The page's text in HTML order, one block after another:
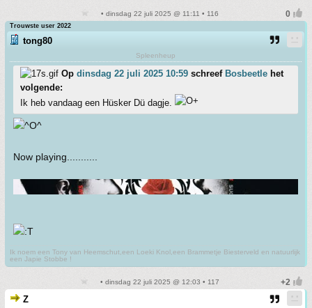
• dinsdag 22 juli 2025 @ 11:11 • 116
Trouwste user 2022
tong80
Spleenheup
Op dinsdag 22 juli 2025 10:59 schreef Bosbeetle het
volgende:
Ik heb vandaag een Hüsker Dü dagje.
Now playing...........
Ik noem een Tony van Heemschut,een Loeki Knol,een Brammetje Biesterveld en natuurlijk
een Japie Stobbe !
• dinsdag 22 juli 2025 @ 12:03 • 117
Z